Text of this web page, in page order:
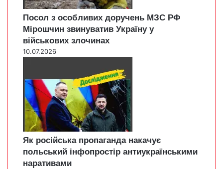
Посол з особливих доручень МЗС РФ
Мірошчин звинуватив Україну у
військових злочинах
10.07.2026
Як російська пропаганда накачує
польський інфопростір антиукраїнськими
наративами